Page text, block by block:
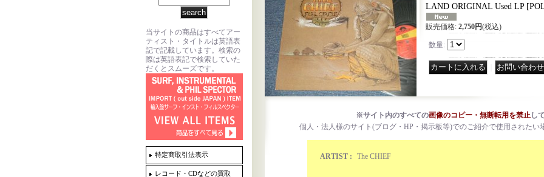
当サイトの商品はすべてアー
ティスト・タイトルは英語表
記で記載しています。検索の
際は英語表記で検索していた
だくとスムーズです。
特定商取引法表示
レコード・CDなどの買取
LAND ORIGINAL Used LP [
販売価格: 2,750円(税込)
数量:
※サイト内のすべての画像のコピー・無断転用を禁止し
個人・法人様のサイト(ブログ・HP・掲示板等)でのご紹介で使用されたい
ARTIST : The CHIEF